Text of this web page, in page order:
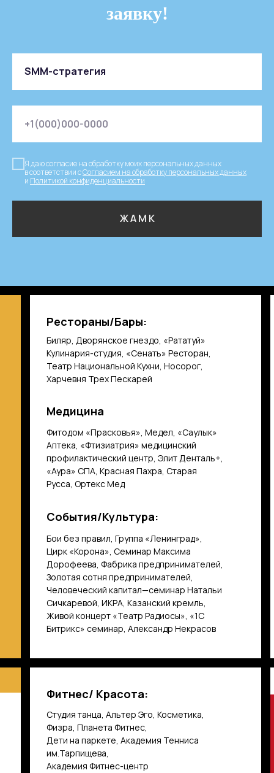
заявку!
Я даю согласие на обработку моих персональных данных
в соответствии сСогласием на обработку персональных данных
и Политикой конфиденциальности
Ж А М К
Рестораны/Бары:
Медицина
События/Культура:
Фитнес/ Красота:
Биляр, Дворянское гнездо, «Рататуй»
Кулинария-студия, «Сенатъ» Ресторан,
Театр Национальной Кухни, Носорог,
Харчевня Трех Пескарей
Бои без правил, Группа «Ленинград»,
Цирк «Корона», Семинар Максима
Дорофеева, Фабрика предпринимателей,
Золотая сотня предпринимателей,
Человеческий капитал—семинар Натальи
Сичкаревой, ИКРА, Казанский кремль,
Живой концерт «Театр Радиосы», «1С
Битрикс» семинар, Александр Некрасов
Фитодом «Прасковья», Медел, «Саулык»
Аптека, «Фтизиатрия» медицинский
профилактический центр, Элит Денталь+,
«Аура» СПА, Красная Пахра, Старая
Русса, Ортекс Мед
Студия танца, Альтер Эго, Косметика,
Физра, Планета Фитнес,
Дети на паркете, Академия Тенниса
им.Тарпищева,
Академия Фитнес-центр